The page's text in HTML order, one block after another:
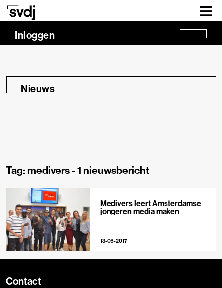
Naar hoofdinhoud
Inloggen
Nieuws
Tag: medivers -1 nieuwsbericht
Medivers leert Amsterdamse
jongeren media maken
13-06-2017
Contact